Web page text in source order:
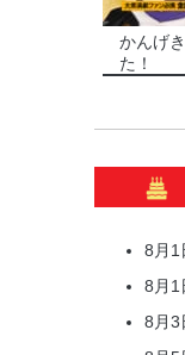
かんげ
た！
8月1
8月1
8月3